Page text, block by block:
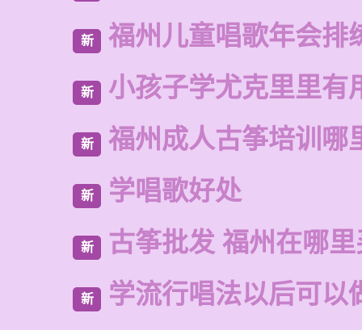
新 福州儿童唱歌年会排
新 小孩子学尤克里里有
新 福州成人古筝培训哪
新 学唱歌好处
新 古筝批发 福州在哪
新 学流行唱法以后可以